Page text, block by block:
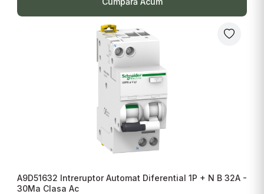
A9D51632 Intreruptor Automat Diferential 1P + N B 32A -
30Ma Clasa Ac